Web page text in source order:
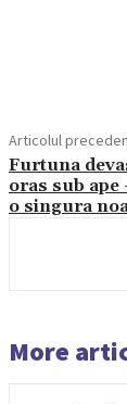
Articolul
Furtuna
oras sub
o singura
More